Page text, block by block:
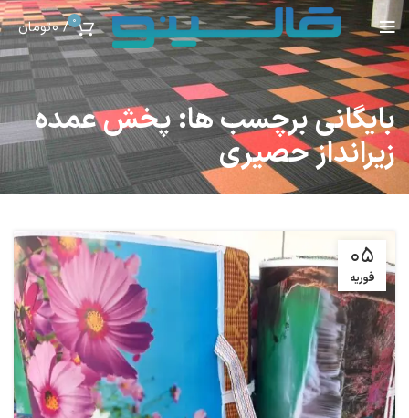
0
/
0تومان
بایگانی برچسب ها: پخش عمده
زیرانداز حصیری
05
فوریه